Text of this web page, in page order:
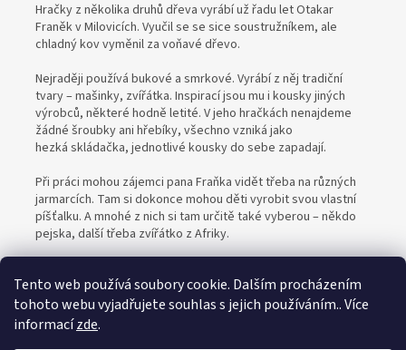
Tento web používá soubory cookie. Dalším procházením
tohoto webu vyjadřujete souhlas s jejich používáním.. Více
informacízde.
Hračky z několika druhů dřeva vyrábí už řadu let Otakar
Franěk v Milovicích. Vyučil se se sice soustružníkem, ale
chladný kov vyměnil za voňavé dřevo.
Nejraději používá bukové a smrkové. Vyrábí z něj tradiční
tvary – mašinky, zvířátka. Inspirací jsou mu i kousky jiných
výrobců, některé hodně letité. V jeho hračkách nenajdeme
žádné šroubky ani hřebíky, všechno vzniká jako
hezká skládačka, jednotlivé kousky do sebe zapadají.
Při práci mohou zájemci pana Fraňka vidět třeba na různých
jarmarcích. Tam si dokonce mohou děti vyrobit svou vlastní
píšťalku. A mnohé z nich si tam určitě také vyberou – někdo
pejska, další třeba zvířátko z Afriky.